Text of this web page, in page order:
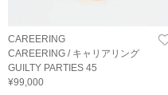
CAREERING
CAREERING / キャリアリング
GUILTY PARTIES 45
¥99,000